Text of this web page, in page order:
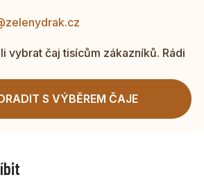
vybrat čaj tisícům zákazníků. Rádi
S VÝBĚREM ČAJE